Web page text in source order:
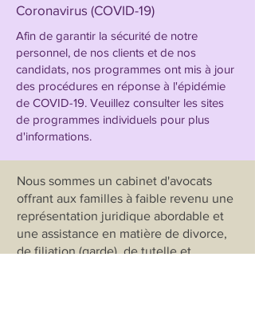
Coronavirus (COVID-19)
Afin de garantir la sécurité de notre
personnel, de nos clients et de nos
candidats, nos programmes ont mis à jour
des procédures en réponse à l'épidémie
de COVID-19. Veuillez consulter les sites
de programmes individuels pour plus
d'informations.
Nous sommes un cabinet d'avocats
offrant aux familles à faible revenu une
représentation juridique abordable et
une assistance en matière de divorce,
de filiation (garde), de tutelle et